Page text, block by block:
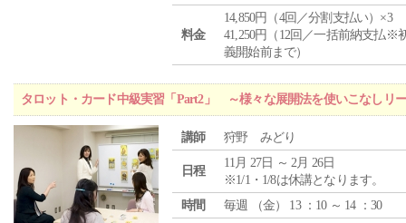
料金
14,850円（4回／分割支払い）×3
41,250円（12回／一括前納支払※
義開始前まで）
タロット・カード中級実習「Part2」 ～様々な展開法を使いこなしリ
講師 狩野 みどり
日程
11月 27日 ～ 2月 26日
※1/1・1/8は休講となります。
時間
毎週 （金） 13 ：10 ～ 14 ：30